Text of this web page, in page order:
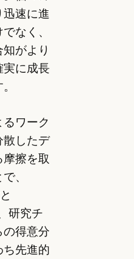
速に進
なく、
がより
実に成長
ワーク
散したデ
擦を取
、
研究チ
の得意分
ち先進的